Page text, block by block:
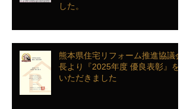
した。
熊本県住宅リフォーム推進協議会
長より『2025年度 優良表彰』を
いただきました